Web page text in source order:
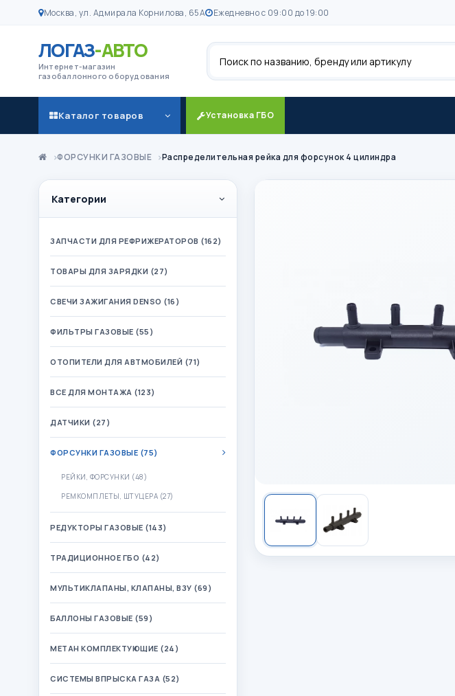
Москва, ул. Адмирала Корнилова, 65А Ежедневно с 09:00 до 19:00
ЛОГАЗ-АВТО
Интернет-магазин
газобаллонного оборудования
Каталог товаров Установка ГБО
ФОРСУНКИ ГАЗОВЫЕ Распределительная рейка для форсунок 4 цилиндра
Категории
ЗАПЧАСТИ ДЛЯ РЕФРИЖЕРАТОРОВ (162)
ТОВАРЫ ДЛЯ ЗАРЯДКИ (27)
СВЕЧИ ЗАЖИГАНИЯ DENSO (16)
ФИЛЬТРЫ ГАЗОВЫЕ (55)
ОТОПИТЕЛИ ДЛЯ АВТМОБИЛЕЙ (71)
ВСЕ ДЛЯ МОНТАЖА (123)
ДАТЧИКИ (27)
ФОРСУНКИ ГАЗОВЫЕ (75)
РЕЙКИ, ФОРСУНКИ (48)
РЕМКОМПЛЕТЫ, ШТУЦЕРА (27)
РЕДУКТОРЫ ГАЗОВЫЕ (143)
ТРАДИЦИОННОЕ ГБО (42)
МУЛЬТИКЛАПАНЫ, КЛАПАНЫ, ВЗУ (69)
БАЛЛОНЫ ГАЗОВЫЕ (59)
МЕТАН КОМПЛЕКТУЮЩИЕ (24)
СИСТЕМЫ ВПРЫСКА ГАЗА (52)